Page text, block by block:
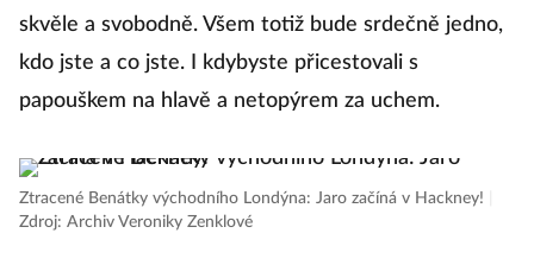
skvěle a svobodně. Všem totiž bude srdečně jedno,
kdo jste a co jste. I kdybyste přicestovali s
papouškem na hlavě a netopýrem za uchem.
Ztracené Benátky východního Londýna: Jaro začíná v Hackney!
Zdroj: Archiv Veroniky Zenklové